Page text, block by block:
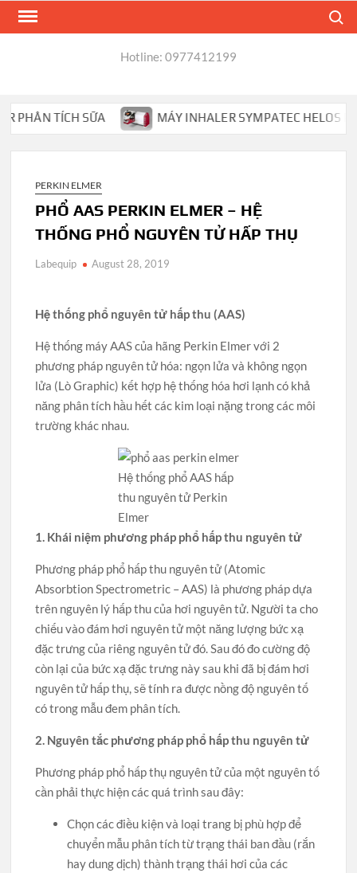
Skip
Hotline: 0977412199
TÍCH SỮA MÁY INHALER SYMPATEC HELOS PHÂN
PERKIN ELMER
PHỔ AAS PERKIN ELMER – HỆ
THỐNG PHỔ NGUYÊN TỬ HẤP THỤ
Labequip August 28, 2019
Hệ thống phổ nguyên tử hấp thu (AAS)
Hệ thống máy AAS của hãng Perkin Elmer với 2
phương pháp nguyên tử hóa: ngọn lửa và không ngọn
lửa (Lò Graphic) kết hợp hệ thống hóa hơi lạnh có khả
năng phân tích hầu hết các kim loại nặng trong các môi
trường khác nhau.
Hệ thống phổ AAS hấp
thu nguyên tử Perkin
Elmer
1. Khái niệm phương pháp phổ hấp thu nguyên tử
Phương pháp phổ hấp thu nguyên tử (Atomic
Absorbtion Spectrometric – AAS) là phương pháp dựa
trên nguyên lý hấp thu của hơi nguyên tử. Người ta cho
chiếu vào đám hơi nguyên tử một năng lượng bức xạ
đặc trưng của riêng nguyên tử đó. Sau đó đo cường độ
còn lại của bức xạ đặc trưng này sau khi đã bị đám hơi
nguyên tử hấp thụ, sẽ tính ra được nồng độ nguyên tố
có trong mẫu đem phân tích.
2. Nguyên tắc phương pháp phổ hấp thu nguyên tử
Phương pháp phổ hấp thụ nguyên tử của một nguyên tố
cần phải thực hiện các quá trình sau đây:
Chọn các điều kiện và loại trang bị phù hợp để
chuyển mẫu phân tích từ trạng thái ban đầu (rắn
hay dung dịch) thành trạng thái hơi của các